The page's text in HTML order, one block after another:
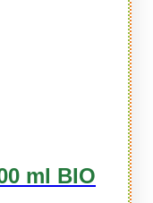
ml BIO